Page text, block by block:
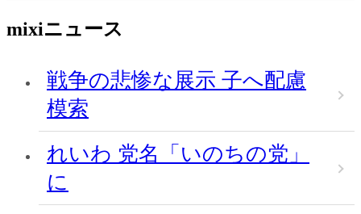
mixiニュース
戦争の悲惨な展示 子へ配慮
模索
れいわ 党名「いのちの党」
に